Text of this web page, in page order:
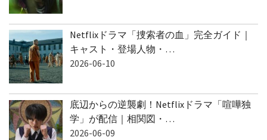
Netflixドラマ「捜索者の血」完全ガイド｜
キャスト・登場人物・…
底辺からの逆襲劇！Netflixドラマ「喧嘩独
学」が配信｜相関図・…